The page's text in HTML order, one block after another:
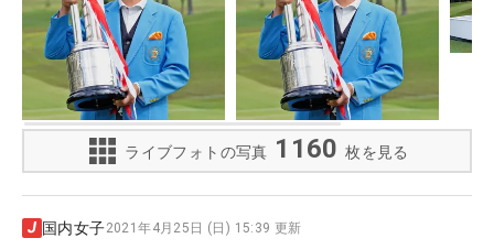
ライブフォトの写真 1160 枚を見る
国内女子2021年4月25日 (日) 15:39 更新